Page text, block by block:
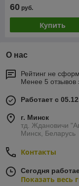
60 руб.
Купить
О нас
Рейтинг не
Менее 5 отзывов
Работает с
г. Минск
тд. Ждановичи
Минск, Беларусь
Контакты
Сегодня
Показать весь